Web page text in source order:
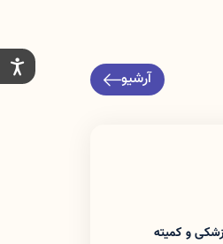
آرشیو
و کمیته